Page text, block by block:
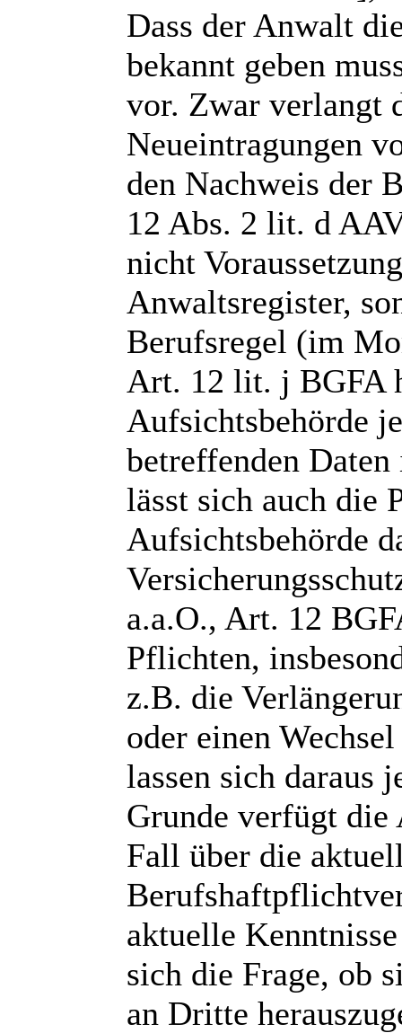
Dass der Anwalt
bekannt geben
vor. Zwar verlangt
Neueintragungen
den Nachweis der
12 Abs. 2 lit. d
nicht
Anwaltsregister,
Berufsregel (im
Art. 12 lit. j BGFA
Aufsichtsbehörde
betreffenden
lässt sich auch die
Aufsichtsbehörde
a.a.O., Art. 12
Pflichten,
z.B. die
oder einen
lassen sich daraus
Grunde verfügt
Fall über die
aktuelle
sich die Frage, ob
an Dritte